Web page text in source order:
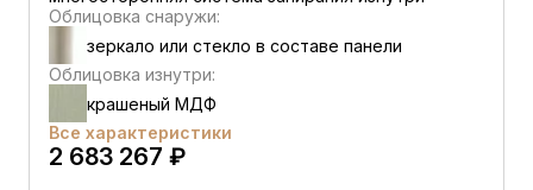
Облицовка снаружи:
зеркало или стекло в составе панели
Облицовка изнутри:
крашеный МДФ
Все характеристики
2 683 267 ₽